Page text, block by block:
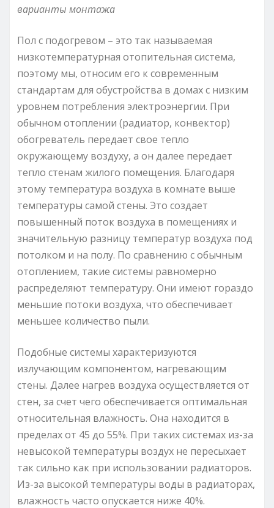
варианты монтажа
Пол с подогревом – это так называемая
низкотемпературная отопительная система,
поэтому мы, относим его к современным
стандартам для обустройства в домах с низким
уровнем потребления электроэнергии. При
обычном отоплении (радиатор, конвектор)
обогреватель передает свое тепло
окружающему воздуху, а он далее передает
тепло стенам жилого помещения. Благодаря
этому температура воздуха в комнате выше
температуры самой стены. Это создает
повышенный поток воздуха в помещениях и
значительную разницу температур воздуха под
потолком и на полу. По сравнению с обычным
отоплением, такие системы равномерно
распределяют температуру. Они имеют гораздо
меньшие потоки воздуха, что обеспечивает
меньшее количество пыли.
Подобные системы характеризуются
излучающим компонентом, нагревающим
стены. Далее нагрев воздуха осуществляется от
стен, за счет чего обеспечивается оптимальная
относительная влажность. Она находится в
пределах от 45 до 55%. При таких системах из-за
невысокой температуры воздух не пересыхает
так сильно как при использовании радиаторов.
Из-за высокой температуры воды в радиаторах,
влажность часто опускается ниже 40%.